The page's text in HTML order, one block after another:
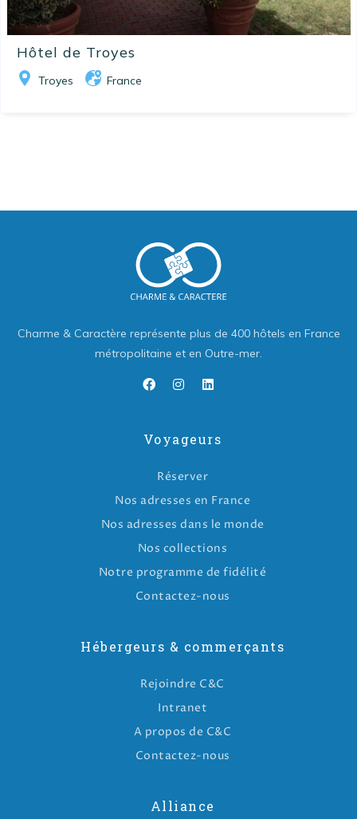
Hôtel de Troyes
Troyes France
Charme & Caractère représente plus de 400 hôtels en France
métropolitaine et en Outre-mer.
Voyageurs
Réserver
Nos adresses en France
Nos adresses dans le monde
Nos collections
Notre programme de fidélité
Contactez-nous
Hébergeurs & commerçants
Rejoindre C&C
Intranet
A propos de C&C
Contactez-nous
Alliance